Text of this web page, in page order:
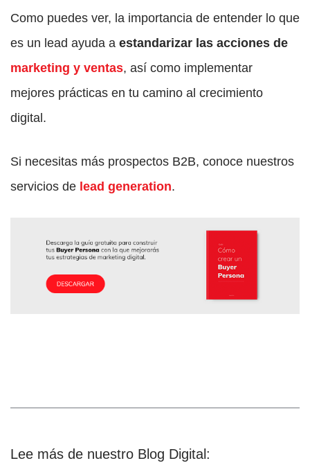
Como puedes ver, la importancia de entender lo que
es un lead ayuda a estandarizar las acciones de
marketing y ventas, así como implementar
mejores prácticas en tu camino al crecimiento
digital.
Si necesitas más prospectos B2B, conoce nuestros
servicios de lead generation.
Lee más de nuestro Blog Digital: